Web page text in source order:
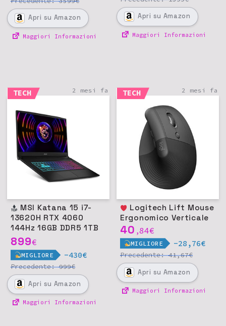
Apri su Amazon
Maggiori Informazioni
Apri su Amazon
Maggiori Informazioni
TECH 2 mesi fa
13620H RTX 4060
144Hz 16GB DDR5 1TB
SSD Win11 - Nero
899€
MIGLIORE -430€
Precedente:999€
Apri su Amazon
Maggiori Informazioni
TECH 2 mesi fa
Ergonomico Verticale
40 ,84€
MIGLIORE -28,76€
Precedente:41,67€
Apri su Amazon
Maggiori Informazioni